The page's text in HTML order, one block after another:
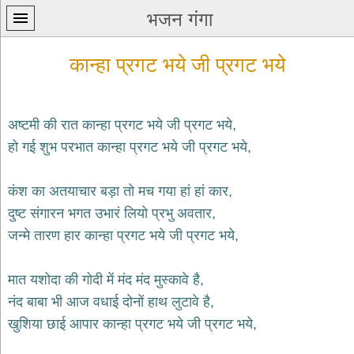
भजन गंगा
प्रथम
कृष्ण
भजन
krishna
शिव
भजन
bhajans
कान्हा प्रगट भये जी प्रगट भये
अष्टमी की रात कान्हा प्रगट भये जी प्रगट भये,
हो गई शुभ परभात कान्हा प्रगट भये जी प्रगट भये,
कंश का अतयाचार बड़ा तो मच गया हां हां कार,
दुष्ट संगारन भगत उभारं लियो प्रभु अवतार,
जन्मे तारण हार कान्हा प्रगट भये जी प्रगट भये,
मात यशोदा की गोदी में मंद मंद मुस्कावे है,
नंद बाबा भी आज वधाई दोनों हाथ लुटावे है,
खुशिया छाई आपार कान्हा प्रगट भये जी प्रगट भये,